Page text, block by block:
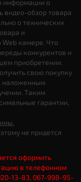
информации о
видео-обзор товара
о технических
и
Web камере. Что
конкурентов и
приобретении.
свою покупку
наложенным
Таким
гарантии,
не придется
оформить
в телефонном
13-83, 067-998-95-